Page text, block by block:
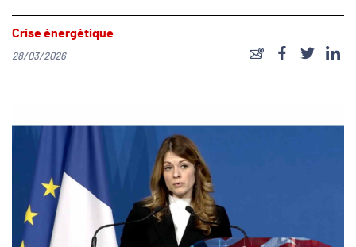
Crise énergétique
28/03/2026